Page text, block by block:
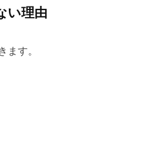
い理由
ます。